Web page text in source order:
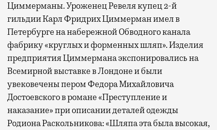
Циммерманы. Уроженец Ревеля купец 2-й
гильдии Карл Фридрих Циммерман имел в
Петербурге на набережной Обводного канала
фабрику «круглых и форменных шляп». Изделия
предприятия Циммермана экспонировались на
Всемирной выставке в Лондоне и были
увековечены пером Федора Михайловича
Достоевского в романе «Преступление и
наказание» при описании деталей одежды
Родиона Раскольникова: «Шляпа эта была высокая,